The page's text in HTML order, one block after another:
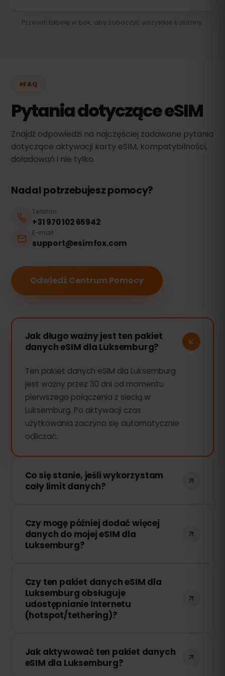
Przewiń tabelę w bok, aby zobaczyć wszystkie kolumny.
FAQ
Pytania dotyczące eSIM
Znajdź odpowiedzi na najczęściej zadawane pytania
dotyczące aktywacji karty eSIM, kompatybilności,
doładowań i nie tylko.
Nadal potrzebujesz pomocy?
Telefon
+31 970 102 65942
E-mail
support@esimfox.com
Odwiedź Centrum Pomocy
Jak długo ważny jest ten pakiet
danych eSIM dla Luksemburg?
Ten pakiet danych eSIM dla Luksemburg
jest ważny przez 30 dni od momentu
pierwszego połączenia z siecią w
Luksemburg. Po aktywacji czas
użytkowania zaczyna się automatycznie
odliczać.
Co się stanie, jeśli wykorzystam
cały limit danych?
połączenie zostanie przerwane. Możesz
łatwo doładować swoją eSIM przez
panel eSIMFOX i natychmiast wznowić
Czy mogę później dodać więcej
danych do mojej eSIM dla
Luksemburg?
dowolnym momencie bez konieczności
ponownej instalacji eSIM. Wystarczy
zalogować się na swoje konto i wybrać
odpowiednią ilość danych.
Czy ten pakiet danych eSIM dla
Luksemburg obsługuje
udostępnianie Internetu
(hotspot/tethering)?
połączenie internetowe innym
urządzeniom za pomocą hotspotu lub
Jak aktywować ten pakiet danych
eSIM dla Luksemburg?